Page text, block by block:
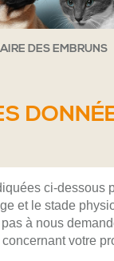
DES EMBRUNS
ci-dessous
et le stade
à nous
votre